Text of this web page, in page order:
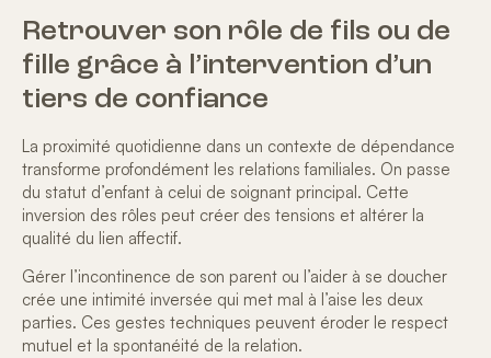
Retrouver son rôle de fils ou de
fille grâce à l’intervention d’un
tiers de confiance
La proximité quotidienne dans un contexte de dépendance
transforme profondément les relations familiales. On passe
du statut d’enfant à celui de soignant principal. Cette
inversion des rôles peut créer des tensions et altérer la
qualité du lien affectif.
Gérer l’incontinence de son parent ou l’aider à se doucher
crée une intimité inversée qui met mal à l’aise les deux
parties. Ces gestes techniques peuvent éroder le respect
mutuel et la spontanéité de la relation.